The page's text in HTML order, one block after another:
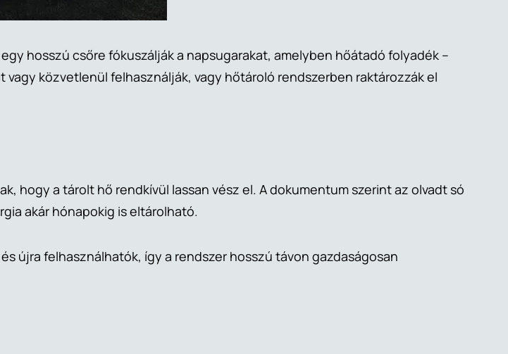
hosszú csőre fókuszálják a napsugarakat, amelyben hőátadó folyadék –
közvetlenül felhasználják, vagy hőtároló rendszerben raktározzák el
hogy a tárolt hő rendkívül lassan vész el. A dokumentum szerint az olvadt só
akár hónapokig is eltárolható.
újra felhasználhatók, így a rendszer hosszú távon gazdaságosan